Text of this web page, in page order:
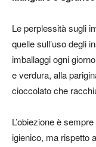
Le perplessità sugli
quelle sull’uso degli
imballaggi ogni
e verdura, alla
cioccolato che
L’obiezione è
igienico, ma rispetto